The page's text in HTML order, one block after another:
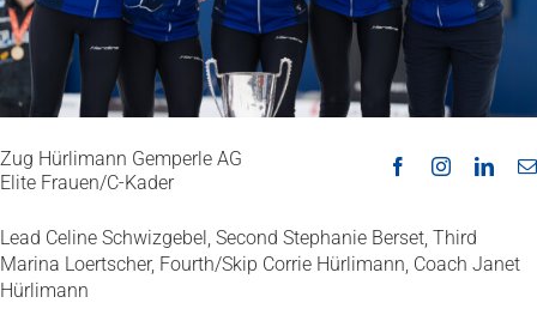
Zug Hürlimann Gemperle AG
Elite Frauen/C-Kader
Lead Celine Schwizgebel, Second Stephanie Berset, Third
Marina Loertscher, Fourth/Skip Corrie Hürlimann, Coach Janet
Hürlimann